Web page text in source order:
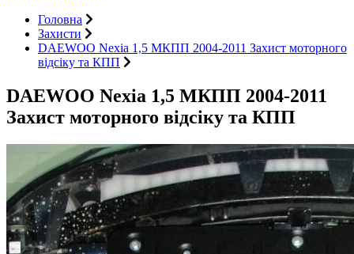
Головна
Захисти
DAEWOO Nexia 1,5 МКПП 2004-2011 Захист моторного
відсіку та КПП
DAEWOO Nexia 1,5 МКПП 2004-2011
Захист моторного відсіку та КПП